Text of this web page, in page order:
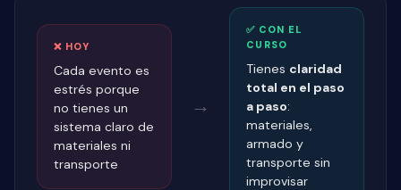
❌ HOY
Cada evento es
estrés porque
no tienes un
sistema claro de
materiales ni
transporte
→
✅ CON EL
CURSO
Tienes claridad
total en el paso
a paso:
materiales,
armado y
transporte sin
improvisar